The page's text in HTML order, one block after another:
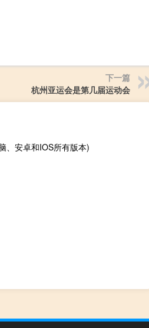
下一篇
杭州亚运会是第几届运动会
、安卓和IOS所有版本)